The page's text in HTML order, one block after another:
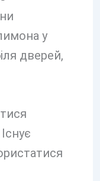
у
дверей,